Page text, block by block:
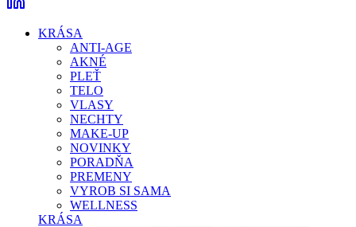
KRÁSA
ANTI-AGE
AKNÉ
PLEŤ
TELO
VLASY
NECHTY
MAKE-UP
NOVINKY
PORADŇA
PREMENY
VYROB SI SAMA
WELLNESS
KRÁSA